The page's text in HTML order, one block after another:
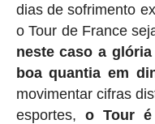
dias de sofrimento
o Tour de France
neste caso a
boa quantia em
movimentar cifras
esportes, o Tour